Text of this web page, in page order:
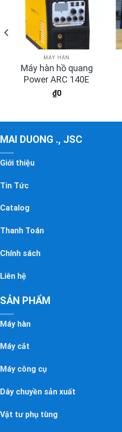
MÁY HÀN
Máy hàn hồ quang
Power ARC 140E
₫0
MAI DUONG ., JSC
Giới thiệu
Tin Tức
Catalog
Thanh Toán
Chính sách
Liên hệ
SẢN PHẨM
Máy hàn
Máy cắt
Máy công cụ
Dây chuyền sản xuất
Vật tư phụ tùng